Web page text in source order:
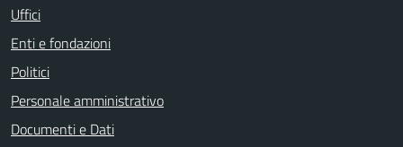
Uffici
Enti e fondazioni
Politici
Personale amministrativo
Documenti e Dati